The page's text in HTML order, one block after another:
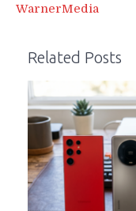
WarnerMedia
Related Posts